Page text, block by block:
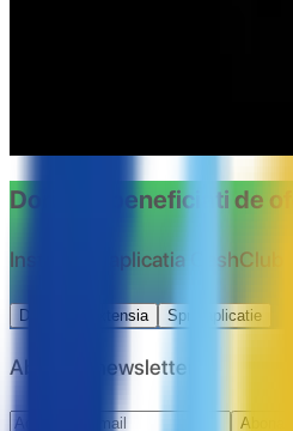
Doriti sa beneficiati de
Instaleaza aplicatia CashClub
Descarca extensia Spre aplicatie
Abonare newsletter
Abonare